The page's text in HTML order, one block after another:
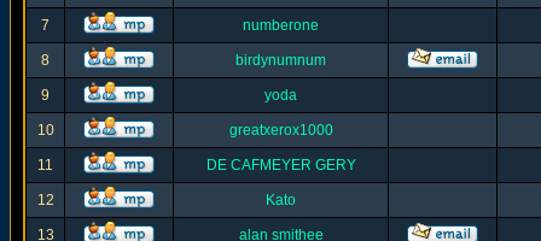
7 numberone
8 birdynumnum
9 yoda
10 greatxerox1000
11 DE CAFMEYER GERY
12 Kato
13 alan smithee